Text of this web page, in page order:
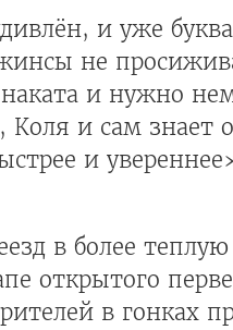
и уже
не
и нужно
и сам знает
и
в более
открытого
в гонках